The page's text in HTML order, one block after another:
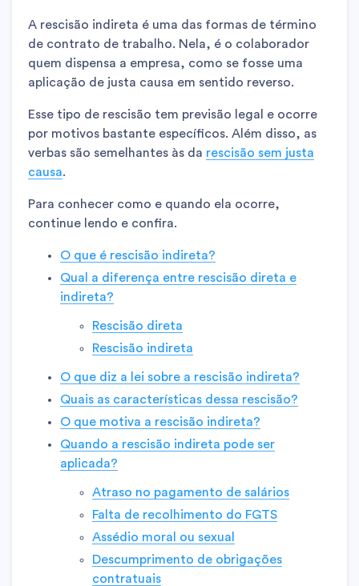
A rescisão indireta é uma das formas de término
de contrato de trabalho. Nela, é o colaborador
quem dispensa a empresa, como se fosse uma
aplicação de justa causa em sentido reverso.
Esse tipo de rescisão tem previsão legal e ocorre
por motivos bastante específicos. Além disso, as
verbas são semelhantes às da rescisão sem justa
causa.
Para conhecer como e quando ela ocorre,
continue lendo e confira.
O que é rescisão indireta?
Qual a diferença entre rescisão direta e
indireta?
Rescisão direta
Rescisão indireta
O que diz a lei sobre a rescisão indireta?
Quais as características dessa rescisão?
O que motiva a rescisão indireta?
Quando a rescisão indireta pode ser
aplicada?
Atraso no pagamento de salários
Falta de recolhimento do FGTS
Assédio moral ou sexual
Descumprimento de obrigações
contratuais